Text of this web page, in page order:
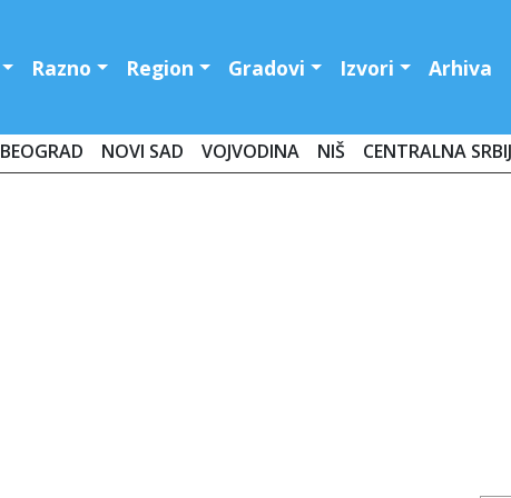
Razno Region Gradovi Izvori Arhiva
BEOGRAD NOVI SAD VOJVODINA NIŠ CENTRALNA